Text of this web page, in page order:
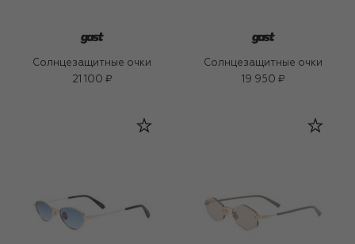
Солнцезащитные очки
21 100 ₽
Солнцезащитные очки
19 950 ₽